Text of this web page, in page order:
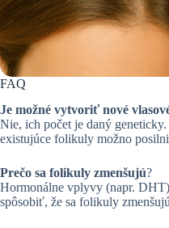
FAQ
Je možné vytvoriť nové
Nie, ich počet je daný
existujúce folikuly možno
Prečo sa folikuly zmenšujú?
Hormonálne vplyvy (napr.
spôsobiť, že sa folikuly